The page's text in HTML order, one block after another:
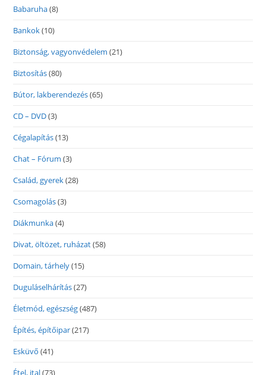
Babaruha(8)
Bankok(10)
Biztonság, vagyonvédelem (21)
Biztosítás(80)
Bútor, lakberendezés(65)
CD – DVD(3)
Cégalapítás(13)
Chat – Fórum (3)
Család, gyerek(28)
Csomagolás(3)
Diákmunka(4)
Divat, öltözet, ruházat(58)
Domain, tárhely(15)
Duguláselhárítás(27)
Életmód, egészség(487)
Építés, építőipar(217)
Esküvő (41)
Étel, ital(73)